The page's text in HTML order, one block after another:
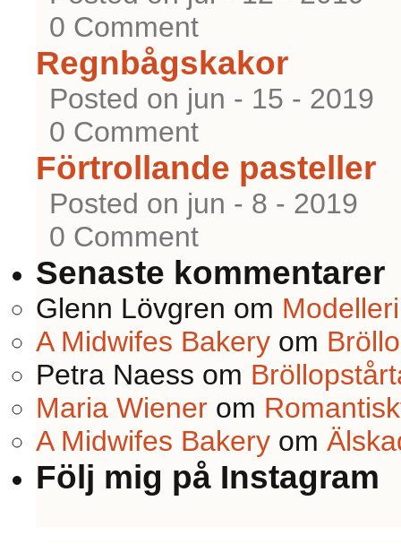
0 Comment
Regnbågskakor
Posted on jun - 15 - 2019
0 Comment
Förtrollande pasteller
Posted on jun - 8 - 2019
0 Comment
Senaste kommentarer
Glenn Lövgren om
A Midwifes Bakery om
Petra Naess om
Maria Wiener om
A Midwifes Bakery om
Följ mig på Instagram